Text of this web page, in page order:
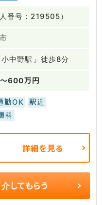
番号：219505）
中野駅」徒歩8分
600万円
勤OK
駅近
科
詳細を見る
してもらう